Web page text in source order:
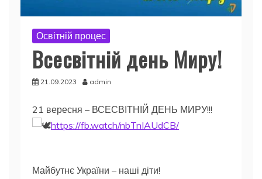
Освітній процес
Всесвітній день Миру!
21.09.2023 admin
21 вересня – ВСЕСВІТНІЙ ДЕНЬ МИРУ!!!
https://fb.watch/nbTnIAUdCB/
Майбутнє України – наші діти!